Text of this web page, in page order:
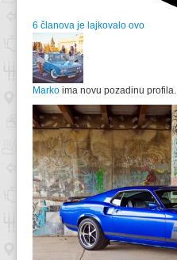
6 članova je lajkovalo ovo
Marko ima novu pozadinu profila.